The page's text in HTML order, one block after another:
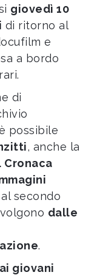
giovedì 10
di ritorno al
e
a bordo
di
possibile
, anche la
Cronaca
secondo
dalle
.
giovani